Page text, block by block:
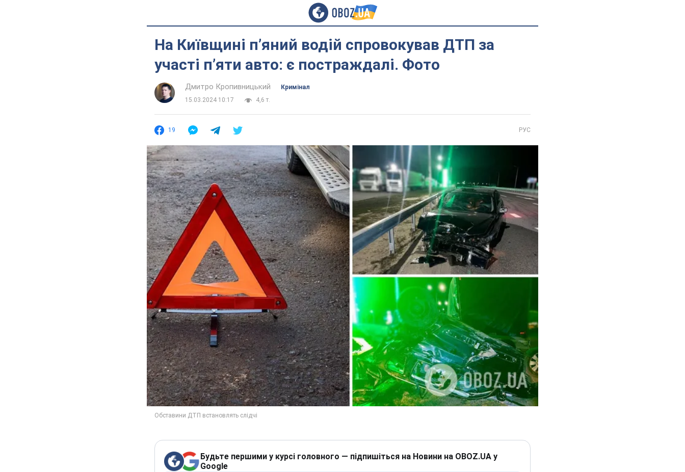
На Київщині п’яний водій спровокував ДТП за
участі п’яти авто: є постраждалі. Фото
Дмитро Кропивницький
Кримінал
15.03.2024 10:17
4,6 т.
19 РУС
Будьте першими у курсі головного — підпишіться на Новини на OBOZ.UA у
Google